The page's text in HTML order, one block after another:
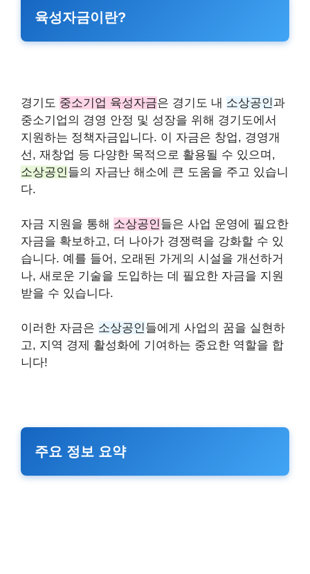
육성자금이란?
경기도 중소기업 육성자금은 경기도 내 소상공인 과
중소기업의 경영 안정 및 성장을 위해 경기도에서
지원하는 정책자금입니다. 이 자금은 창업, 경영개
선, 재창업 등 다양한 목적으로 활용될 수 있으며,
소상공인 들의 자금난 해소에 큰 도움을 주고 있습니
다.
자금 지원을 통해 소상공인 들은 사업 운영에 필요한
자금을 확보하고, 더 나아가 경쟁력을 강화할 수 있
습니다. 예를 들어, 오래된 가게의 시설을 개선하거
나, 새로운 기술을 도입하는 데 필요한 자금을 지원
받을 수 있습니다.
이러한 자금은 소상공인들에게 사업의 꿈을 실현하
고, 지역 경제 활성화에 기여하는 중요한 역할을 합
니다!
주요 정보 요약